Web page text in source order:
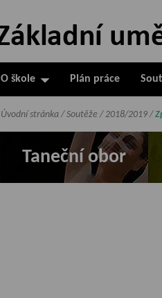
O škole Plán práce
Taneční obor
Úvodní stránka / Soutěže / 2018/2019 /